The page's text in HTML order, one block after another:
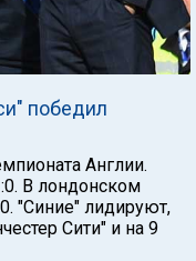
победил
Англии.
В лондонском
"Синие" лидируют,
Сити" и на 9